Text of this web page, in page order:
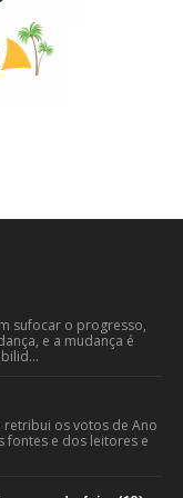
sufocar o progresso,
e a mudança é
os votos de Ano
fontes e dos leitores e